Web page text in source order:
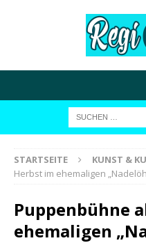
STARTSEITE KUNST &
Herbst im ehemaligen
Puppenbühne
ehemaligen